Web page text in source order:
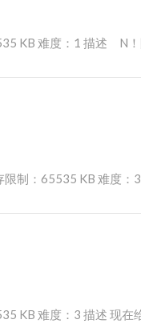
KB 难度：1 描述 N
制：65535 KB 难度：
KB 难度：3 描述 现在